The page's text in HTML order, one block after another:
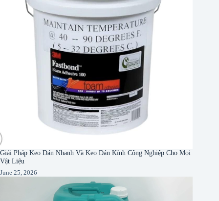
Giải Pháp Keo Dán Nhanh Và Keo Dán Kính Công Nghiệp Cho Mọi
Vật Liệu
June 25, 2026